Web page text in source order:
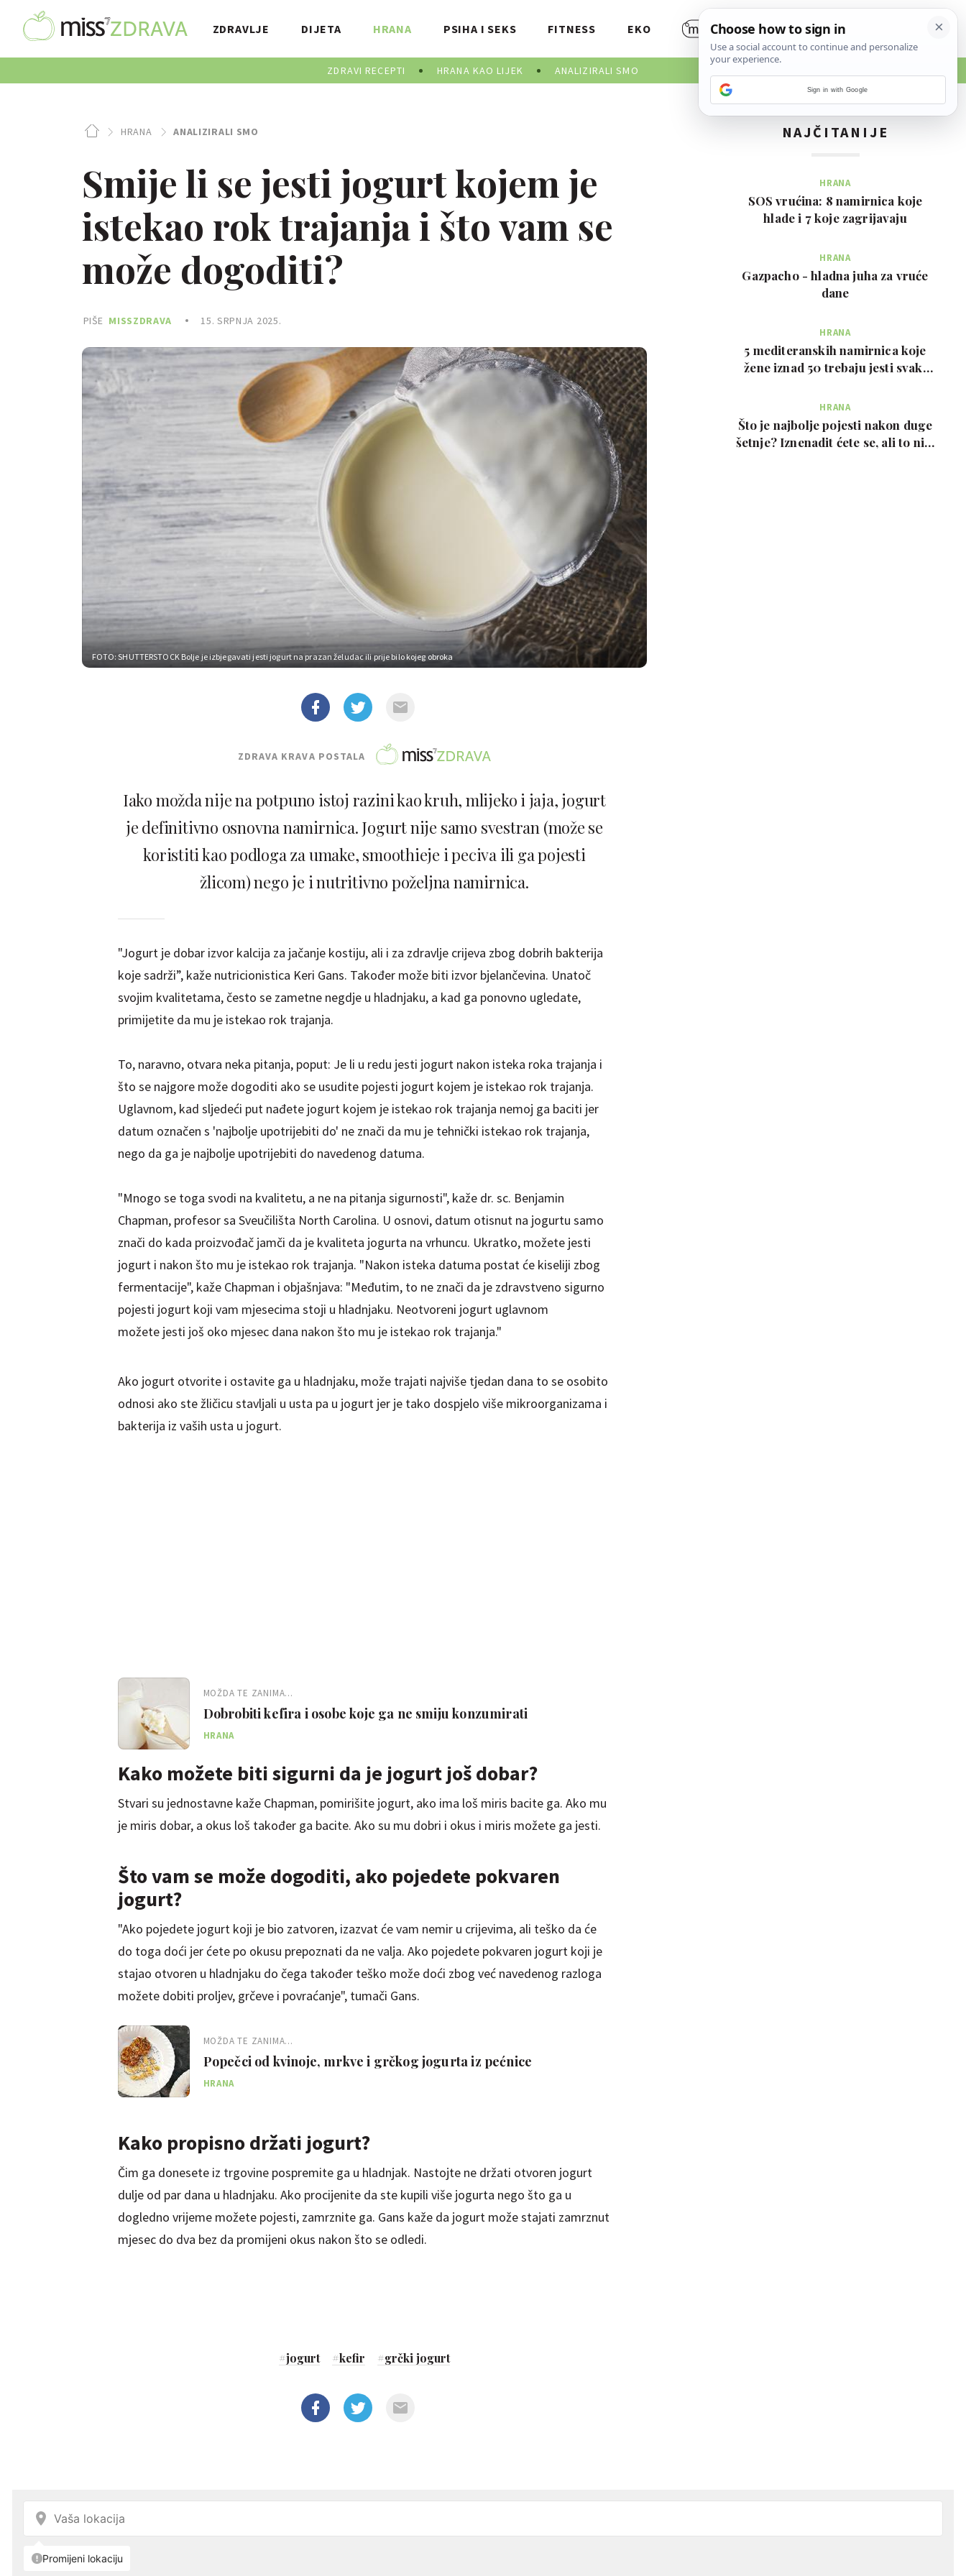
ZDRAVLJE DIJETA HRANA
ZDRAVI RECEPTI HRANA KAO LIJEK ANALIZIRALI SMO
PSIHA I SEKS FITNESS EKO
HRANA ANALIZIRALI SMO
Smije li se jesti jogurt kojem je
istekao rok trajanja i što vam se
može dogoditi?
PIŠE MISSZDRAVA 15. SRPNJA 2025.
FOTO: SHUTTERSTOCK Bolje je izbjegavati jesti jogurt na prazan želudac ili prije bilo kojeg obroka
ZDRAVA KRAVA POSTALA
Iako možda nije na potpuno istoj razini kao kruh, mlijeko i jaja, jogurt
je definitivno osnovna namirnica. Jogurt nije samo svestran (može se
koristiti kao podloga za umake, smoothieje i peciva ili ga pojesti
žlicom) nego je i nutritivno poželjna namirnica.
"Jogurt je dobar izvor kalcija za jačanje kostiju, ali i za zdravlje crijeva zbog dobrih bakterija
koje sadrži”, kaže nutricionistica Keri Gans. Također može biti izvor bjelančevina. Unatoč
svojim kvalitetama, često se zametne negdje u hladnjaku, a kad ga ponovno ugledate,
primijetite da mu je istekao rok trajanja.
To, naravno, otvara neka pitanja, poput: Je li u redu jesti jogurt nakon isteka roka trajanja i
što se najgore može dogoditi ako se usudite pojesti jogurt kojem je istekao rok trajanja.
Uglavnom, kad sljedeći put nađete jogurt kojem je istekao rok trajanja nemoj ga baciti jer
datum označen s 'najbolje upotrijebiti do' ne znači da mu je tehnički istekao rok trajanja,
nego da ga je najbolje upotrijebiti do navedenog datuma.
"Mnogo se toga svodi na kvalitetu, a ne na pitanja sigurnosti", kaže dr. sc. Benjamin
Chapman, profesor sa Sveučilišta North Carolina. U osnovi, datum otisnut na jogurtu samo
znači do kada proizvođač jamči da je kvaliteta jogurta na vrhuncu. Ukratko, možete jesti
jogurt i nakon što mu je istekao rok trajanja. "Nakon isteka datuma postat će kiseliji zbog
fermentacije", kaže Chapman i objašnjava: "Međutim, to ne znači da je zdravstveno sigurno
pojesti jogurt koji vam mjesecima stoji u hladnjaku. Neotvoreni jogurt uglavnom
možete jesti još oko mjesec dana nakon što mu je istekao rok trajanja."
Ako jogurt otvorite i ostavite ga u hladnjaku, može trajati najviše tjedan dana to se osobito
odnosi ako ste žličicu stavljali u usta pa u jogurt jer je tako dospjelo više mikroorganizama i
bakterija iz vaših usta u jogurt.
MOŽDA TE ZANIMA...
Dobrobiti kefira i osobe koje ga ne smiju konzumirati
HRANA
Kako možete biti sigurni da je jogurt još dobar?
Stvari su jednostavne kaže Chapman, pomirišite jogurt, ako ima loš miris bacite ga. Ako mu
je miris dobar, a okus loš također ga bacite. Ako su mu dobri i okus i miris možete ga jesti.
Što vam se može dogoditi, ako pojedete pokvaren
jogurt?
"Ako pojedete jogurt koji je bio zatvoren, izazvat će vam nemir u crijevima, ali teško da će
do toga doći jer ćete po okusu prepoznati da ne valja. Ako pojedete pokvaren jogurt koji je
stajao otvoren u hladnjaku do čega također teško može doći zbog već navedenog razloga
možete dobiti proljev, grčeve i povraćanje", tumači Gans.
MOŽDA TE ZANIMA...
Popečci od kvinoje, mrkve i grčkog jogurta iz pećnice
HRANA
Kako propisno držati jogurt?
Čim ga donesete iz trgovine pospremite ga u hladnjak. Nastojte ne držati otvoren jogurt
dulje od par dana u hladnjaku. Ako procijenite da ste kupili više jogurta nego što ga u
dogledno vrijeme možete pojesti, zamrznite ga. Gans kaže da jogurt može stajati zamrznut
mjesec do dva bez da promijeni okus nakon što se odledi.
#jogurt #kefir #grčki jogurt
NAJČITANIJE
HRANA
SOS vrućina: 8 namirnica koje
hlade i 7 koje zagrijavaju
HRANA
Gazpacho - hladna juha za vruće
dane
HRANA
5 mediteranskih namirnica koje
žene iznad 50 trebaju jesti svaki
HRANA
Što je najbolje pojesti nakon duge
šetnje? Iznenadit ćete se, ali to nije
Sign in with Google